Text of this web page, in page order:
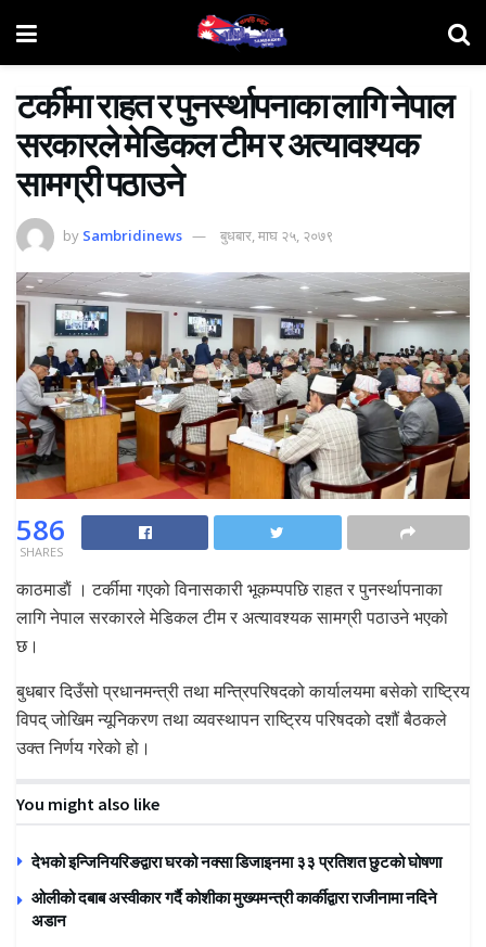
टर्कीमा राहत र पुनर्स्थापनाका लागि नेपाल
सरकारले मेडिकल टीम र अत्यावश्यक
सामग्री पठाउने
by Sambridinews बुधबार, माघ २५, २०७९
586
SHARES
काठमाडाैं । टर्कीमा गएको विनासकारी भूकम्पपछि राहत र पुनर्स्थापनाका
लागि नेपाल सरकारले मेडिकल टीम र अत्यावश्यक सामग्री पठाउने भएको
छ।
बुधबार दिउँसो प्रधानमन्त्री तथा मन्त्रिपरिषदको कार्यालयमा बसेको राष्ट्रिय
विपद् जोखिम न्यूनिकरण तथा व्यवस्थापन राष्ट्रिय परिषदको दशौं बैठकले
उक्त निर्णय गरेको हो।
You might also like
देभको इन्जिनियरिङद्वारा घरको नक्सा डिजाइनमा ३३ प्रतिशत छुटको घोषणा
ओलीको दबाब अस्वीकार गर्दै कोशीका मुख्यमन्त्री कार्कीद्वारा राजीनामा नदिने
अडान